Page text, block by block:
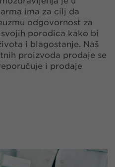
ima za cilj da
odgovornost za
porodica kako bi
i blagostanje. Naš
proizvoda prodaje se
i prodaje